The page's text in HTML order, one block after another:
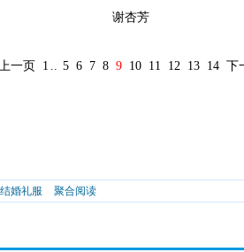
谢杏芳
一页 1 .. 5 6 7 8 9 10 11 12 13 14 下
婚礼服 聚合阅读